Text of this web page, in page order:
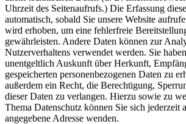
Uhrzeit des Seitenaufrufs.) Die Erfassung
automatisch, sobald Sie unsere Website
wird erhoben, um eine fehlerfreie
gewährleisten. Andere Daten können zur
Nutzerverhaltens verwendet werden. Sie
unentgeltlich Auskunft über Herkunft,
gespeicherten personenbezogenen Daten zu
außerdem ein Recht, die Berechtigung,
dieser Daten zu verlangen. Hierzu sowie zu
Thema Datenschutz können Sie sich jederzeit
angegebene Adresse wenden.